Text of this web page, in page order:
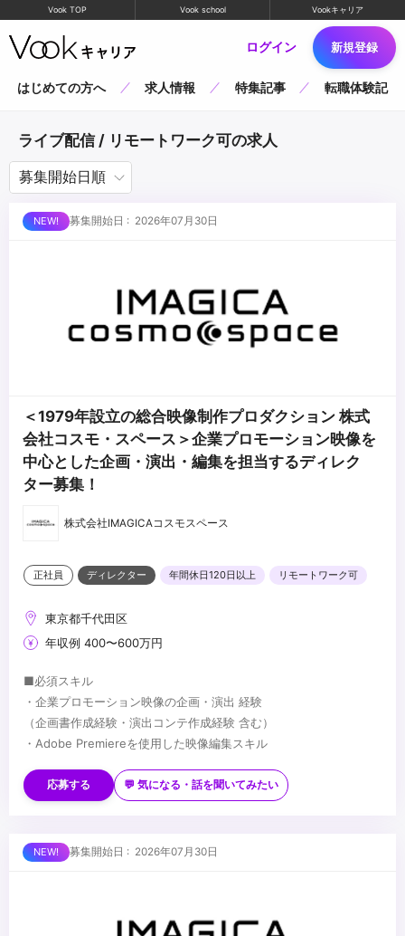
Vook TOP Vook school Vookキャリア
ログイン 新規登録
はじめての方へ 求人情報 特集記事 転職体験記
ライブ配信 / リモートワーク可の求人
募集開始日 : 2026年07月30日
＜1979年設立の総合映像制作プロダクション 株式
会社コスモ・スペース＞企業プロモーション映像を
中心とした企画・演出・編集を担当するディレク
ター募集！
株式会社IMAGICAコスモスペース
正社員 ディレクター 年間休日120日以上 リモートワーク可
東京都千代田区
年収例 400〜600万円
■必須スキル
・企業プロモーション映像の企画・演出 経験
（企画書作成経験・演出コンテ作成経験 含む）
・Adobe Premiereを使用した映像編集スキル
・Adobe After Effectsを使用したモーショングラフィックの描画
スキル
■求める人物像
ジャンルを極めたい人
応募する 💬 気になる・話を聞いてみたい
募集開始日 : 2026年07月30日